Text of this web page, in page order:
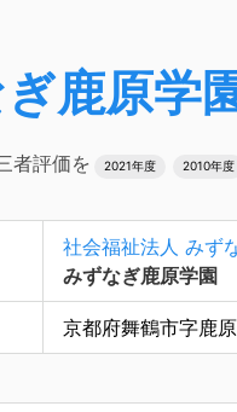
鹿原学
者評価を 2021年度 2010年度
社会福祉法人 みず
みずなぎ鹿原学園
京都府舞鶴市字鹿